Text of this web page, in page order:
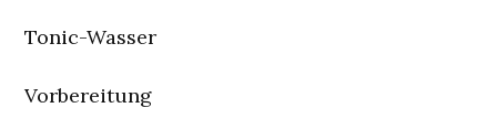
Tonic-Wasser
Vorbereitung